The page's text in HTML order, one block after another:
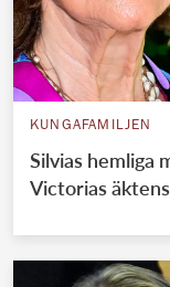
KUNGAFAMILJEN
Silvias hemliga
Victorias